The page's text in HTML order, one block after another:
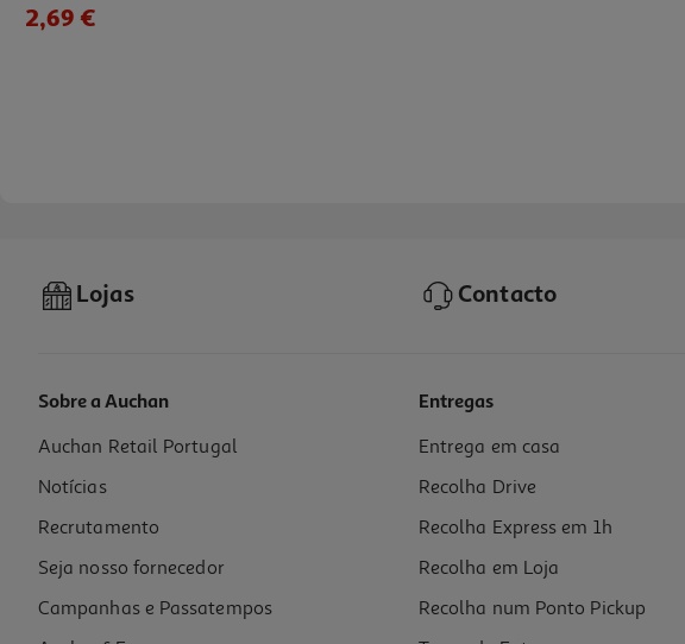
2,69 €
Chocolate De Leite Auchan Caramelo E Sal 100g
25.9 €/Kg
2,59 €
Lojas Contacto
Sobre a Auchan
Auchan Retail Portugal
Notícias
Recrutamento
Seja nosso fornecedor
Campanhas e Passatempos
Entregas
Entrega em casa
Recolha Drive
Recolha Express em 1h
Recolha em Loja
Recolha num Ponto Pickup